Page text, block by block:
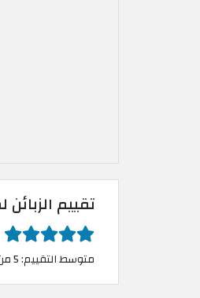
تقييم
متوسط التقييم: 5 من 5 نجوم بواسطة 11870 مستخدم